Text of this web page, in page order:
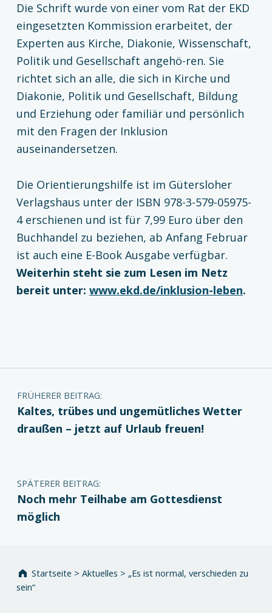
Die Schrift wurde von einer vom Rat der EKD
eingesetzten Kommission erarbeitet, der
Experten aus Kirche, Diakonie, Wissenschaft,
Politik und Gesellschaft angehö-ren. Sie
richtet sich an alle, die sich in Kirche und
Diakonie, Politik und Gesellschaft, Bildung
und Erziehung oder familiär und persönlich
mit den Fragen der Inklusion
auseinandersetzen.
Die Orientierungshilfe ist im Gütersloher
Verlagshaus unter der ISBN 978-3-579-05975-
4 erschienen und ist für 7,99 Euro über den
Buchhandel zu beziehen, ab Anfang Februar
ist auch eine E-Book Ausgabe verfügbar.
Weiterhin steht sie zum Lesen im Netz
bereit unter: www.ekd.de/inklusion-leben.
Beitragsnavigation
FRÜHERER BEITRAG:
Kaltes, trübes und ungemütliches Wetter
draußen – jetzt auf Urlaub freuen!
SPÄTERER BEITRAG:
Noch mehr Teilhabe am Gottesdienst
möglich
Startseite > Aktuelles > „Es ist normal, verschieden zu
sein“